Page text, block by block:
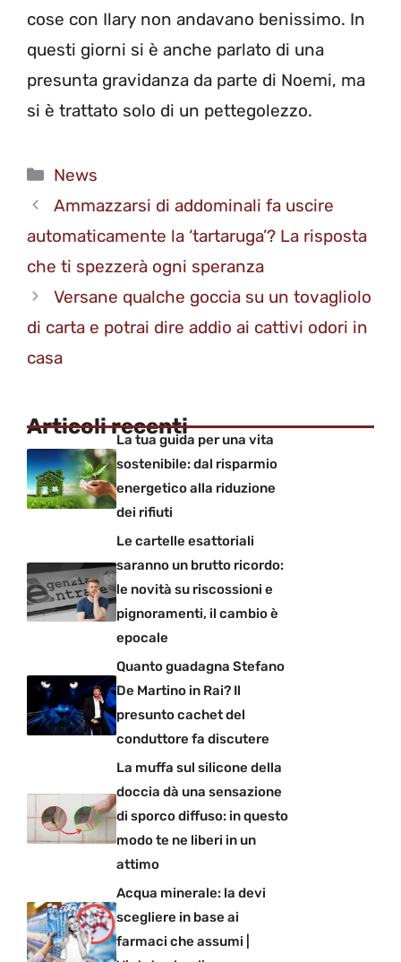
cose con Ilary non andavano benissimo. In
questi giorni si è anche parlato di una
presunta gravidanza da parte di Noemi, ma
si è trattato solo di un pettegolezzo.
Categorie
News
Ammazzarsi di addominali fa uscire
automaticamente la ‘tartaruga’? La risposta
che ti spezzerà ogni speranza
Versane qualche goccia su un tovagliolo
di carta e potrai dire addio ai cattivi odori in
casa
Articoli recenti
La tua guida per una vita
sostenibile: dal risparmio
energetico alla riduzione
dei rifiuti
Le cartelle esattoriali
saranno un brutto ricordo:
le novità su riscossioni e
pignoramenti, il cambio è
epocale
Quanto guadagna Stefano
De Martino in Rai? Il
presunto cachet del
conduttore fa discutere
La muffa sul silicone della
doccia dà una sensazione
di sporco diffuso: in questo
modo te ne liberi in un
attimo
Acqua minerale: la devi
scegliere in base ai
farmaci che assumi |